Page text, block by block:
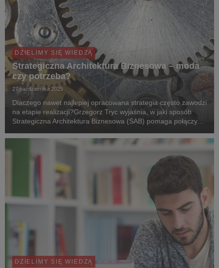
DZIELIMY SIĘ WIEDZĄ
Strategiczna Architektura Biznesowa – moda
czy potrzeba?
27 października 2025
Dlaczego nawet najlepiej opracowana strategia często zawodzi
na etapie realizacji?Grzegorz Tryc wyjaśnia, w jaki sposób
Strategiczna Architektura Biznesowa (SAB) pomaga połączyć
łącząc świat zarządzania, technolog...
DZIELIMY SIĘ WIEDZĄ